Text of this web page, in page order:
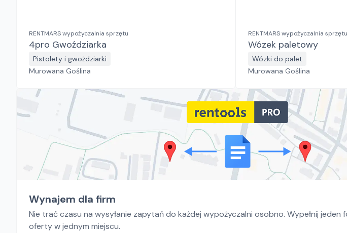
RENTMARS wypożyczalnia sprzętu
4pro Gwoździarka
Pistolety i gwożdziarki
Murowana Goślina
RENTMARS wypożyczalnia sprzętu
Wózek paletowy
Wózki do palet
Murowana Goślina
Wynajem dla firm
Nie trać czasu na wysyłanie zapytań do każdej wypożyczalni osobno. Wypełnij jeden
oferty w jednym miejscu.